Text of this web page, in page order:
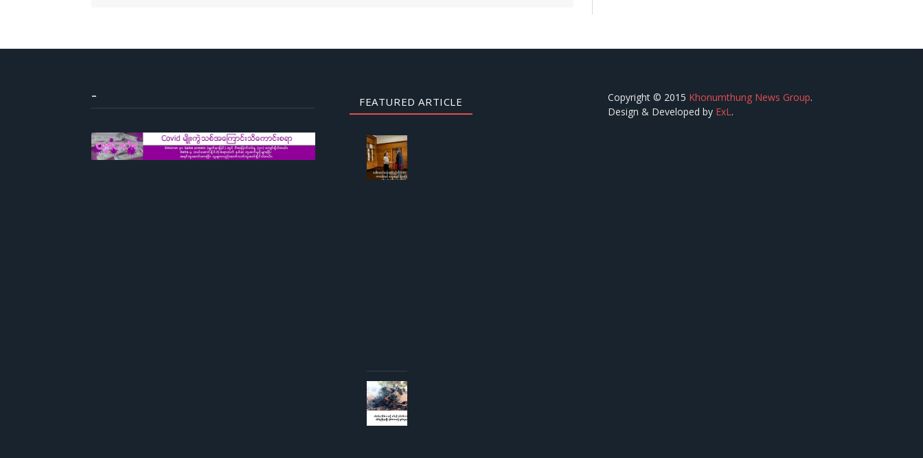
– FEATURED ARTICLE Copyright © 2015 Khonumthung News Group.
Design & Developed by ExL.